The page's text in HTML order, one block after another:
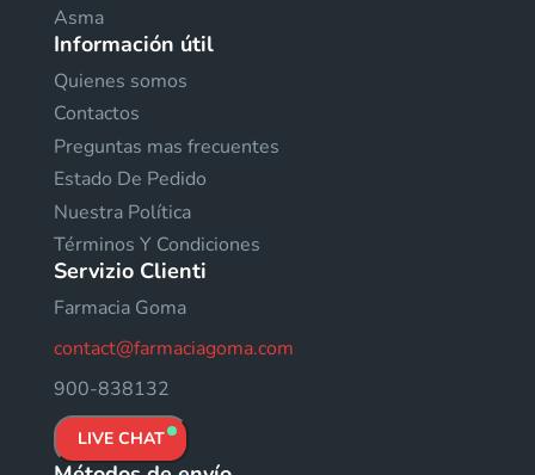
Asma
Información útil
Quienes somos
Contactos
Preguntas mas frecuentes
Estado De Pedido
Nuestra Política
Términos Y Condiciones
Servizio Clienti
Farmacia Goma
contact@farmaciagoma.com
900-838132
LIVE CHAT